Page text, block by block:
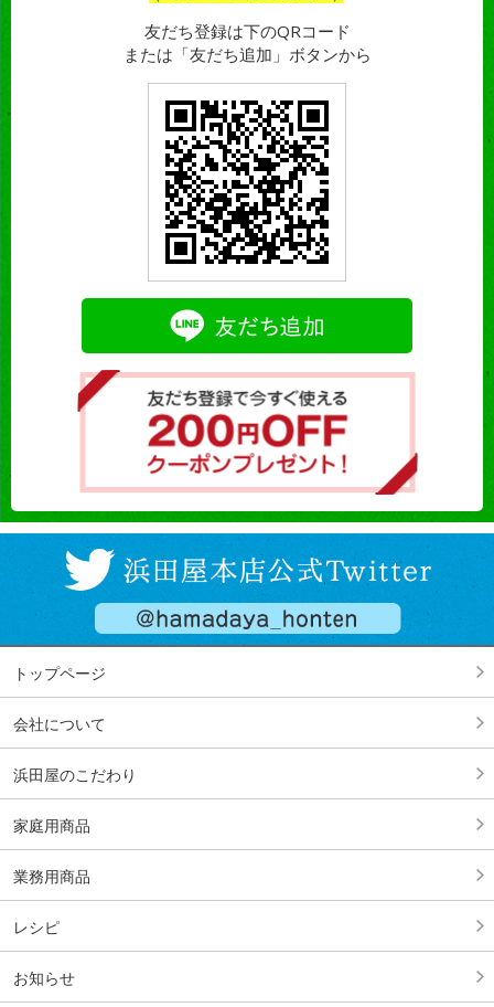
友だち登録は下のQRコード
または「友だち追加」ボタンから
トップページ
会社について
浜田屋のこだわり
家庭用商品
業務用商品
レシピ
お知らせ